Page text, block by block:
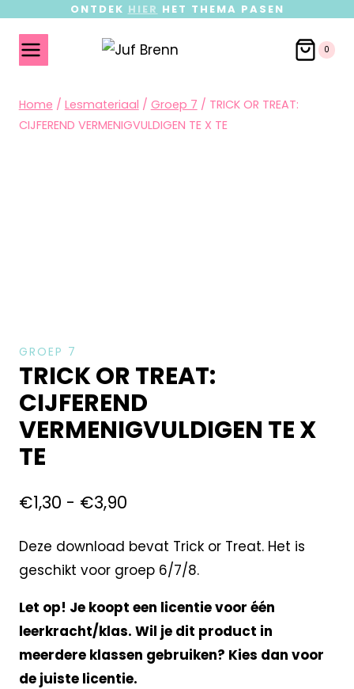
ONTDEK HIER HET THEMA PASEN
0
Home / Lesmateriaal / Groep 7 / TRICK OR TREAT:
CIJFEREND VERMENIGVULDIGEN TE X TE
GROEP 7
TRICK OR TREAT:
CIJFEREND
VERMENIGVULDIGEN TE X
TE
€1,30 - €3,90
Deze download bevat Trick or Treat. Het is
geschikt voor groep 6/7/8.
Let op! Je koopt een licentie voor één
leerkracht/klas. Wil je dit product in
meerdere klassen gebruiken? Kies dan voor
de juiste licentie.